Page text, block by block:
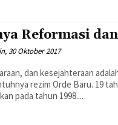
Reformasi
30 Oktober 2017
dan kesejahteraan
rezim Orde Baru. 19
pada tahun 1998....